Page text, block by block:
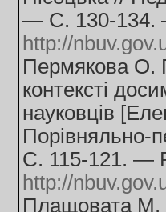
— С. 130-134.
http://
Пермякова О.
контексті
науковців
Порівняльно-
С. 115-121. —
http://
Плащовата М.